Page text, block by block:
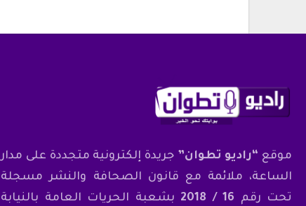
موقع “راديو تطوان” جريدة إلكترونية متجددة على مدار
الساعة، ملائمة مع قانون الصحافة والنشر مسجلة
تحت رقم 16 / 2018
بشعبة الحريات العامة بالنيابة